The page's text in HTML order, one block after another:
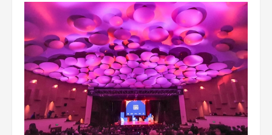
El
Teatro
Auditórium
arranca
con
el
ciclo
Hoy
es
un
día
bueno…
para
ver